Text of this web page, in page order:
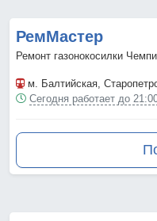
РемМастер
Ремонт газонокосилки
м. Балтийская,
Сегодня работает до